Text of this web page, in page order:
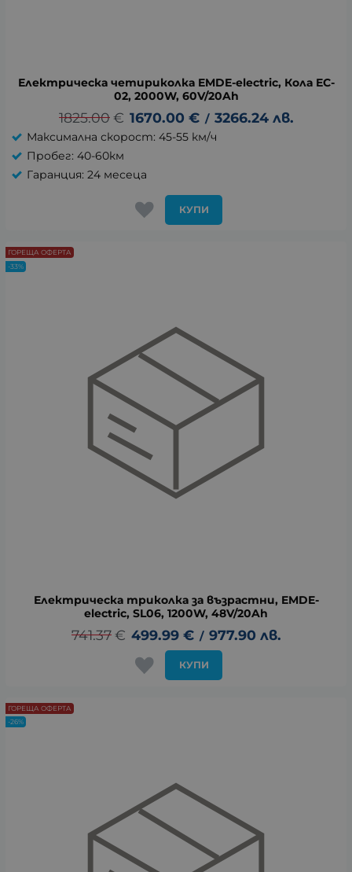
Електрическа четириколка EMDE-electric, Кола EC-
02, 2000W, 60V/20Ah
1825.00 € 1670.00 € / 3266.24 лв.
Максимална скорост: 45-55 км/ч
Пробег: 40-60км
Гаранция: 24 месеца
КУПИ
Електрическа триколка за възрастни, EMDE-
electric, SL06, 1200W, 48V/20Ah
741.37 € 499.99 € / 977.90 лв.
КУПИ
ГОРЕЩА ОФЕРТА
-33%
ГОРЕЩА ОФЕРТА
-26%